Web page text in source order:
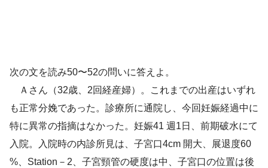
恥骨結合後面下縁
恥骨結合後面下縁
次の文を読み50〜52の問いに答えよ。
Ａさん（32歳、2回経産婦）。これまでの出産はいずれ
も正常分娩であった。診療所に通院し、今回妊娠経過中に
特に異常の指摘はなかった。妊娠41 週1日、前期破水にて
入院。入院時の内診所見は、子宮口4cm 開大、展退度60
%、Station－2、子宮頸管の硬度は中、子宮口の位置は後